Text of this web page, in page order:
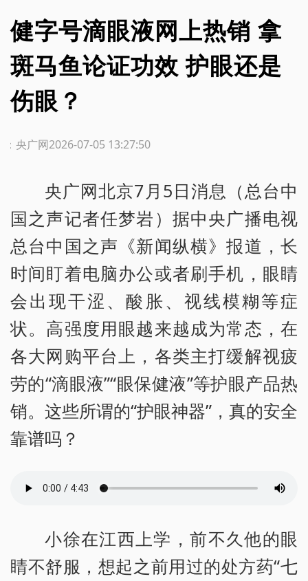
健字号滴眼液网上热销 拿
斑马鱼论证功效 护眼还是
伤眼？
2026-07-05 13:27:50
：央广网
央广网北京7月5日消息（总台中
国之声记者任梦岩）据中央广播电视
总台中国之声《新闻纵横》报道，长
时间盯着电脑办公或者刷手机，眼睛
会出现干涩、酸胀、视线模糊等症
状。高强度用眼越来越成为常态，在
各大网购平台上，各类主打缓解视疲
劳的“滴眼液”“眼保健液”等护眼产品热
销。这些所谓的“护眼神器”，真的安全
靠谱吗？
小徐在江西上学，前不久他的眼
睛不舒服，想起之前用过的处方药“七